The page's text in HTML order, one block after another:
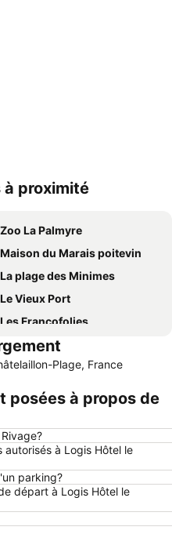
proximité
Zoo La Palmyre
Maison du Marais poitevin
La plage des Minimes
Le Vieux Port
Les Francofolies
Plage de Boyardville
Aéroport de La Rochelle - île de Ré
Grande Plage
Plage de l'Espérance
Gare de Surgères
Plage de Nauzan
Plage de la Concurrence
Plage, France
posées à propos de
à Logis Hôtel le
parking?
départ à Logis Hôtel le